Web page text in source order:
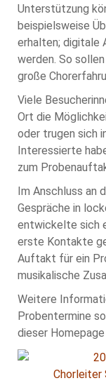
Unterstützung
beispielsweise
erhalten; digitale
werden. So
große
Viele
Ort die
oder trugen sich
Interessierte
zum
Im Anschluss an
Gespräche in
entwickelte sich
erste Kontakte
Auftakt für ein
musikalische
Weitere
Probentermine
dieser
Chorleiter